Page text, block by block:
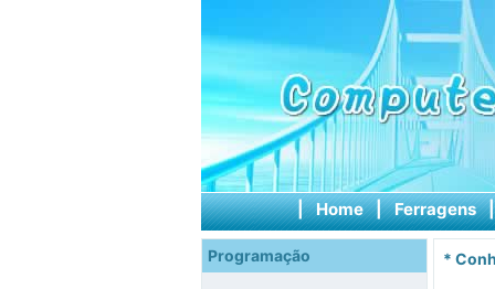
| Home | Ferragens
Programação *